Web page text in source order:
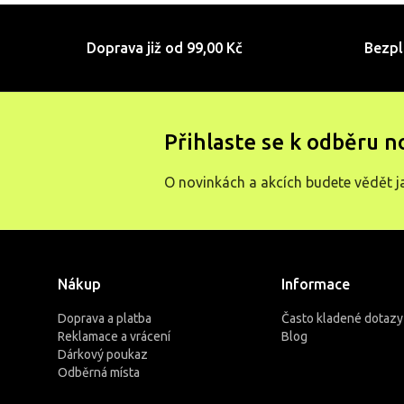
Doprava již od 99,00 Kč
Přihlaste se k odběru
O novinkách a akcích budete vědět
Nákup
Doprava a platba
Reklamace a vrácení
Dárkový poukaz
Odběrná místa
Informace
Často kladené dotazy
Blog